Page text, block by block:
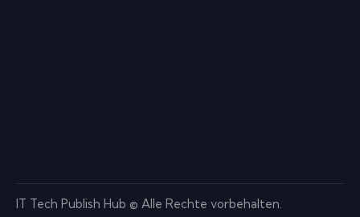
IT Tech Publish Hub © Alle Rechte vorbehalten.